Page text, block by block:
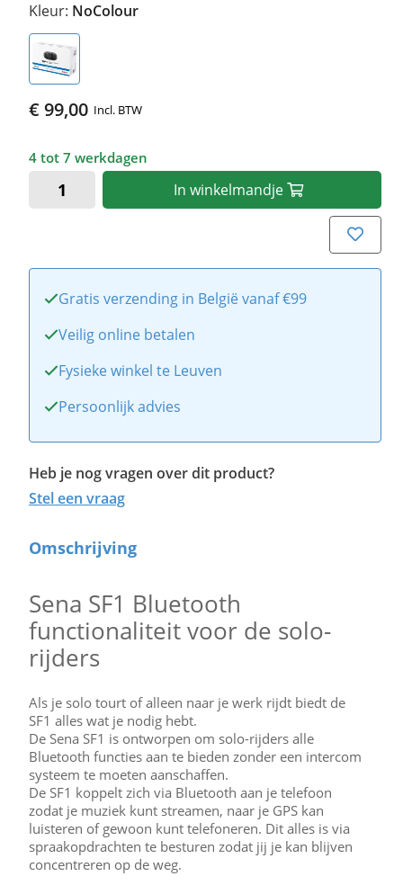
Kleur: NoColour
€ 99,00 Incl. BTW
4 tot 7 werkdagen
In winkelmandje
Gratis verzending in België vanaf €99
Veilig online betalen
Fysieke winkel te Leuven
Persoonlijk advies
Heb je nog vragen over dit product?
Stel een vraag
Omschrijving
Sena SF1 Bluetooth
functionaliteit voor de solo-
rijders
Als je solo tourt of alleen naar je werk rijdt biedt de
SF1 alles wat je nodig hebt.
De Sena SF1 is ontworpen om solo-rijders alle
Bluetooth functies aan te bieden zonder een intercom
systeem te moeten aanschaffen.
De SF1 koppelt zich via Bluetooth aan je telefoon
zodat je muziek kunt streamen, naar je GPS kan
luisteren of gewoon kunt telefoneren. Dit alles is via
spraakopdrachten te besturen zodat jij je kan blijven
concentreren op de weg.